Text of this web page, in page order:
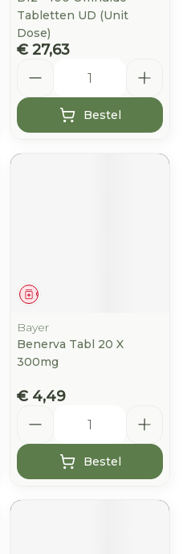
Tabletten UD (Unit
Dose)
€ 27,63
Bestel
Geneesmiddel
Bayer
Benerva Tabl 20 X
300mg
€ 4,49
Bestel